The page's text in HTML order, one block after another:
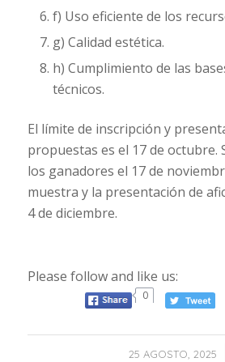
f) Uso eficiente de los
g) Calidad estética.
h) Cumplimiento de las
técnicos.
El límite de inscripción y
propuestas es el 17 de octubre.
los ganadores el 17 de
muestra y la presentación de
4 de diciembre.
Please follow and like us:
0
25 AGOSTO, 2025
/